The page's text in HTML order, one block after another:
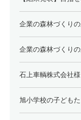
企業の森林づくり
企業の森林づくり
石上車輌株式会社
旭小学校の子ども